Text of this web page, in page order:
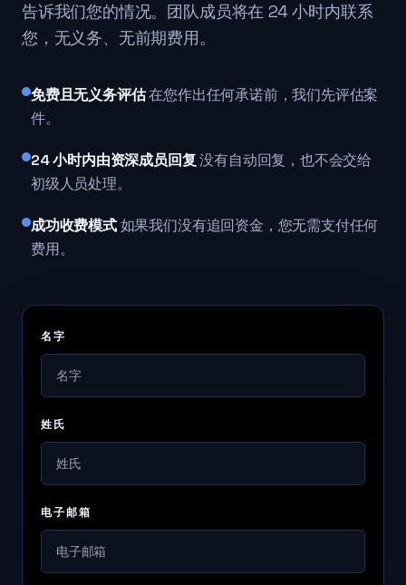
告诉我们您的情况。团队成员将在 24 小时内联系
您，无义务、无前期费用。
免费且无义务评估在您作出任何承诺前，我们先评估案
件。
24 小时内由资深成员回复 没有自动回复，也不会交给
初级人员处理。
成功收费模式如果我们没有追回资金，您无需支付任何
费用。
名字
姓氏
电子邮箱